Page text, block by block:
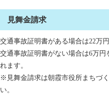
見舞金請求
交通事故証明書がある場合は22万円
交通事故証明書がない場合は6万
れます。
※見舞金請求は朝霞市役所まちづ
い。